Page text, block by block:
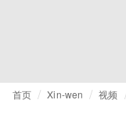
首页 Xin-wen 视频